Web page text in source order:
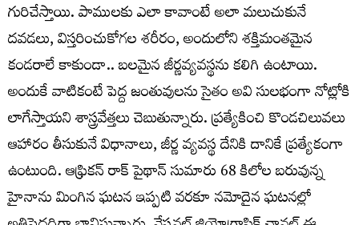
గురిచేస్తాయి. పాములకు ఎలా కావాంటే అలా మలుచుకునే
దవడలు, విస్తరించుకోగల శరీరం, అందులోని శక్తిమంతమైన
కండరాలే కాకుండా.. బలమైన జీర్ణవ్యవస్థను కలిగి ఉంటాయి.
అందుకే వాటికంటే పెద్ద జంతువులను సైతం అవి సులభంగా నోట్లోకి
లాగేస్తాయని శాస్త్రవేత్తలు చెబుతున్నారు. ప్రత్యేకించి కొండచిలువలు
ఆహారం తీసుకునే విధానాలు, జీర్ణ వ్యవస్థ దేనికి దానికే ప్రత్యేకంగా
ఉంటుంది. ఆఫ్రికన్‌ రాక్‌ పైథాన్‌ సుమారు 68 కిలోల బరువున్న
హైనాను మింగిన ఘటన ఇప్పటి వరకూ నమోదైన ఘటనల్లో